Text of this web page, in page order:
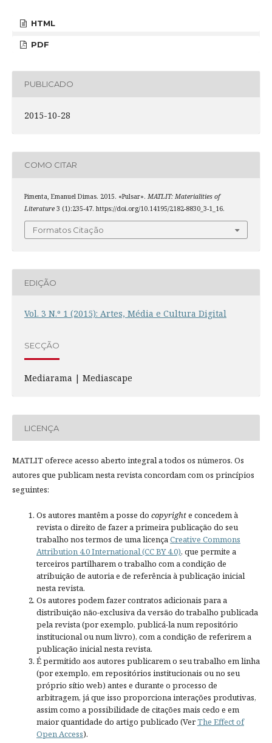
HTML
PDF
PUBLICADO
2015-10-28
COMO CITAR
Pimenta, Emanuel Dimas. 2015. «Pulsar». MATLIT: Materialities of
Literature3 (1):235-47. https://doi.org/10.14195/2182-8830_3-1_16.
Formatos Citação
EDIÇÃO
Vol. 3 N.º 1 (2015): Artes, Média e Cultura Digital
SECÇÃO
Mediarama | Mediascape
LICENÇA
MATLIT oferece acesso aberto integral a todos os números. Os
autores que publicam nesta revista concordam com os princípios
seguintes:
Os autores mantêm a posse do copyrighte concedem à
revista o direito de fazer a primeira publicação do seu
trabalho nos termos de uma licençaCreative Commons
Attribution 4.0 International (CC BY 4.0), que permite a
terceiros partilharem o trabalho com a condição de
atribuição de autoria e de referência à publicação inicial
nesta revista.
Os autores podem fazer contratos adicionais para a
distribuição não-exclusiva da versão do trabalho publicada
pela revista (por exemplo, publicá-la num repositório
institucional ou num livro), com a condição de referirem a
publicação inicial nesta revista.
É permitido aos autores publicarem o seu trabalho em linha
(por exemplo, em repositórios institucionais ou no seu
próprio sítio web) antes e durante o processo de
arbitragem, já que isso proporciona interações produtivas,
assim como a possibilidade de citações mais cedo e em
maior quantidade do artigo publicado (VerThe Effect of
Open Access).